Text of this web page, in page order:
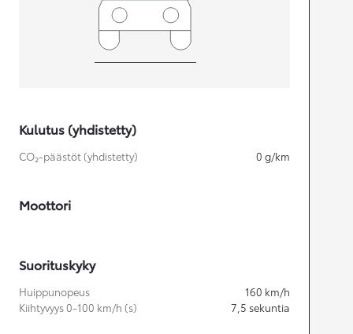
Kulutus (yhdistetty)
CO₂-päästöt (yhdistetty) 0 g/km
Moottori
Suorituskyky
Huippunopeus 160 km/h
Kiihtyvyys 0-100 km/h (s)
7,5 sekuntia